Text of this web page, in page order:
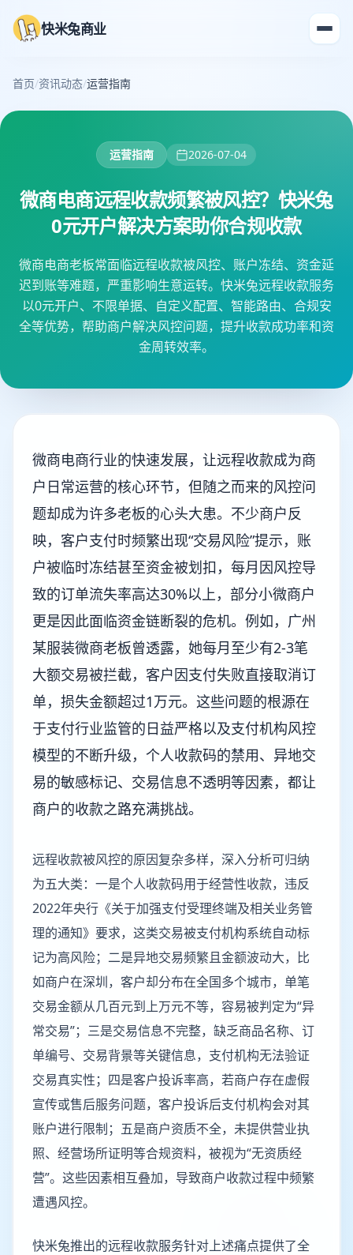
快米兔商业
首页/资讯动态/运营指南
运营指南 2026-07-04
微商电商远程收款频繁被风控？快米兔
0元开户解决方案助你合规收款
微商电商老板常面临远程收款被风控、账户冻结、资金延
迟到账等难题，严重影响生意运转。快米兔远程收款服务
以0元开户、不限单据、自定义配置、智能路由、合规安
全等优势，帮助商户解决风控问题，提升收款成功率和资
金周转效率。
微商电商行业的快速发展，让远程收款成为商
户日常运营的核心环节，但随之而来的风控问
题却成为许多老板的心头大患。不少商户反
映，客户支付时频繁出现“交易风险”提示，账
户被临时冻结甚至资金被划扣，每月因风控导
致的订单流失率高达30%以上，部分小微商户
更是因此面临资金链断裂的危机。例如，广州
某服装微商老板曾透露，她每月至少有2-3笔
大额交易被拦截，客户因支付失败直接取消订
单，损失金额超过1万元。这些问题的根源在
于支付行业监管的日益严格以及支付机构风控
模型的不断升级，个人收款码的禁用、异地交
易的敏感标记、交易信息不透明等因素，都让
商户的收款之路充满挑战。
远程收款被风控的原因复杂多样，深入分析可归纳
为五大类：一是个人收款码用于经营性收款，违反
2022年央行《关于加强支付受理终端及相关业务管
理的通知》要求，这类交易被支付机构系统自动标
记为高风险；二是异地交易频繁且金额波动大，比
如商户在深圳，客户却分布在全国多个城市，单笔
交易金额从几百元到上万元不等，容易被判定为“异
常交易”；三是交易信息不完整，缺乏商品名称、订
单编号、交易背景等关键信息，支付机构无法验证
交易真实性；四是客户投诉率高，若商户存在虚假
宣传或售后服务问题，客户投诉后支付机构会对其
账户进行限制；五是商户资质不全，未提供营业执
照、经营场所证明等合规资料，被视为“无资质经
营”。这些因素相互叠加，导致商户收款过程中频繁
遭遇风控。
快米兔推出的远程收款服务针对上述痛点提供了全